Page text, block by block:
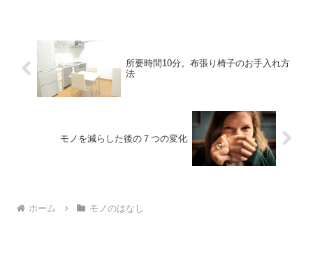
所要時間10分。布張り椅子のお手入れ方
法
モノを減らした後の７つの変化
ホーム モノのはなし